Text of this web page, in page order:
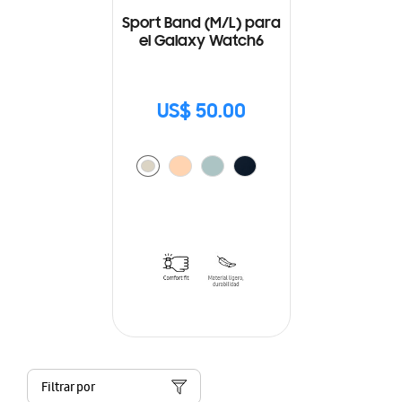
Sport Band (M/L) para
el Galaxy Watch6
US$ 50.00
Filtrar por